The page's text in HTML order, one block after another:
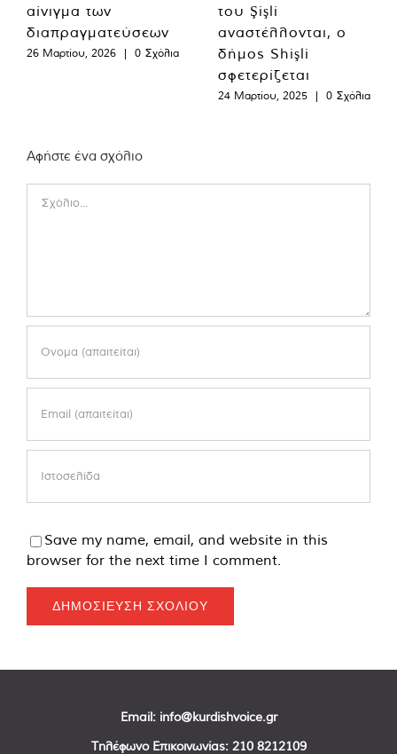
αίνιγμα των
διαπραγματεύσεων
26 Μαρτίου, 2026 | 0 Σχόλια
του Şişli
αναστέλλονται, ο
δήμος Shişli
σφετερίζεται
24 Μαρτίου, 2025 | 0 Σχόλια
Αφήστε ένα σχόλιο
Save my name, email, and website in this
browser for the next time I comment.
Email: info@kurdishvoice.gr
Τηλέφωνο Επικοινωνίας: 210 8212109